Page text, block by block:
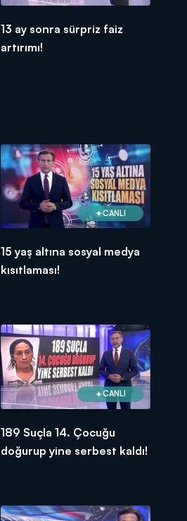
13 ay sonra sürpriz faiz
artırımı!
CANLI
15 yaş altına sosyal medya
kısıtlaması!
CANLI
189 Suçla 14. Çocuğu
doğurup yine serbest kaldı!